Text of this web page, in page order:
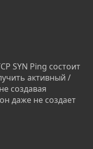
SYN Ping состоит
активный /
создавая
даже не создает